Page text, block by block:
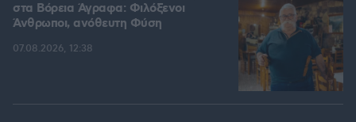
στα Βόρεια Άγραφα: Φιλόξενοι
Άνθρωποι, ανόθευτη Φύση
07.08.2026, 12:38